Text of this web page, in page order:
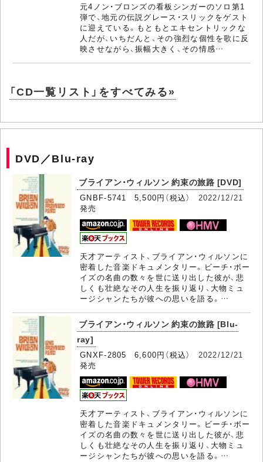
元4ノン・ブロンズの看板シンガーのソロ第1
弾で、地元の伝説グレース・スリックをゲスト
に迎えている。もともとエキセントリックな
人だが、いちだんと、その強烈な個性を歌に反
映させながら、振幅大きく、その情感…
「CD一覧リスト」をすべてみる»
DVD／Blu-ray
ブライアン・ウィルソン 約束の旅路 [DVD]
GNBF-5741 5,500円（税込） 2022/12/21
発売
天才アーティスト、ブライアン・ウィルソンに
密着した音楽ドキュメンタリー。ビーチ・ボー
イズの名曲の数々を世に送り出した彼が、悲
しくも壮絶なその人生を振り返り、大物ミュ
ージシャンたちが彼への思いを語る。…
ブライアン・ウィルソン 約束の旅路 [Blu-
ray]
GNXF-2805 6,600円（税込） 2022/12/21
発売
天才アーティスト、ブライアン・ウィルソンに
密着した音楽ドキュメンタリー。ビーチ・ボー
イズの名曲の数々を世に送り出した彼が、悲
しくも壮絶なその人生を振り返り、大物ミュ
ージシャンたちが彼への思いを語る。…